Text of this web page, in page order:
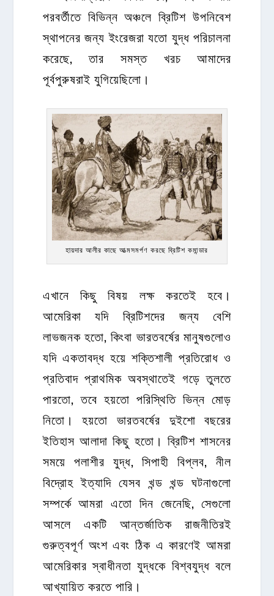
পরবর্তীতে বিভিন্ন অঞ্চলে ব্রিটিশ উপনিবেশ
স্থাপনের জন্য ইংরেজরা যতো যুদ্ধ পরিচালনা
করেছে, তার সমস্ত খরচ আমাদের
পূর্বপুরুষরাই যুগিয়েছিলো।
হায়দার আলীর কাছে আত্মসমর্পণ করছে ব্রিটিশ কমান্ডার
এখানে কিছু বিষয় লক্ষ করতেই হবে।
আমেরিকা যদি ব্রিটিশদের জন্য বেশি
লাভজনক হতো, কিংবা ভারতবর্ষের মানুষগুলোও
যদি একতাবদ্ধ হয়ে শক্তিশালী প্রতিরোধ ও
প্রতিবাদ প্রাথমিক অবস্থাতেই গড়ে তুলতে
পারতো, তবে হয়তো পরিস্থিতি ভিন্ন মোড়
নিতো। হয়তো ভারতবর্ষের দুইশো বছরের
ইতিহাস আলাদা কিছু হতো। ব্রিটিশ শাসনের
সময়ে পলাশীর যুদ্ধ, সিপাহী বিপ্লব, নীল
বিদ্রোহ ইত্যাদি যেসব খন্ড খন্ড ঘটনাগুলো
সম্পর্কে আমরা এতো দিন জেনেছি, সেগুলো
আসলে একটি আন্তর্জাতিক রাজনীতিরই
গুরুত্বপূর্ণ অংশ এবং ঠিক এ কারণেই আমরা
আমেরিকার স্বাধীনতা যুদ্ধকে বিশ্বযুদ্ধ বলে
আখ্যায়িত করতে পারি।